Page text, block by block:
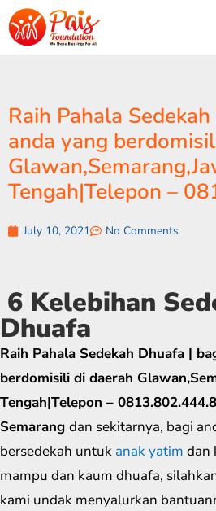
Raih Pahala
anda yang
Tengah|Telepon –
July 10, 2021 No Comments
6 Kelebihan
Dhuafa
Raih Pahala Sedekah Dhuafa |
berdomisili di daerah
Tengah|Telepon –
Semarang dan sekitarnya, bagi
bersedekah untuk anak yatim dan
mampu dan kaum dhuafa,
kami undak menyalurkan